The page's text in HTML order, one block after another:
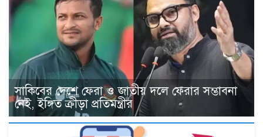
সাকিবের দেশে ফেরা ও জাতীয় দলে ফেরার সম্ভাবনা
নেই, ইঙ্গিত ক্রীড়া প্রতিমন্ত্রীর